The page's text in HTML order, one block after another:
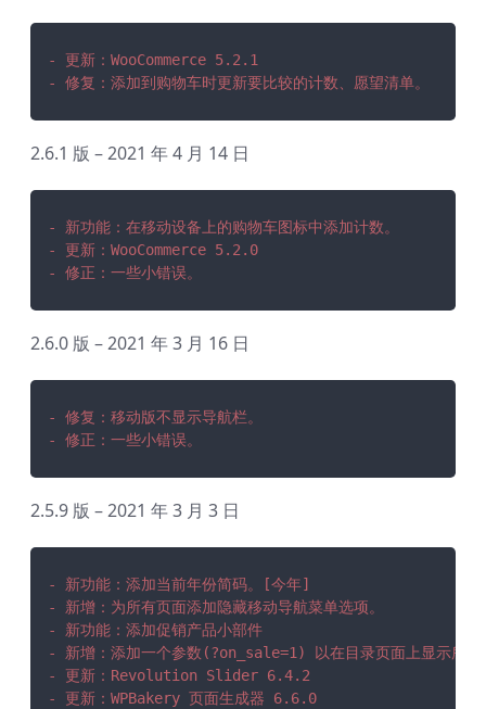
- 更新：WooCommerce 5.2.1
- 修复：添加到购物车时更新要比较的计数、愿望清单。
2.6.1 版 – 2021 年 4 月 14 日
- 新功能：在移动设备上的购物车图标中添加计数。
- 更新：WooCommerce 5.2.0
- 修正：一些小错误。
2.6.0 版 – 2021 年 3 月 16 日
- 修复：移动版不显示导航栏。
- 修正：一些小错误。
2.5.9 版 – 2021 年 3 月 3 日
- 新功能：添加当前年份简码。[今年]
- 新增：为所有页面添加隐藏移动导航菜单选项。
- 新功能：添加促销产品小部件
- 新增：添加一个参数(?on_sale=1) 以在目录页面上显示所有
- 更新：Revolution Slider 6.4.2
- 更新：WPBakery 页面生成器 6.6.0